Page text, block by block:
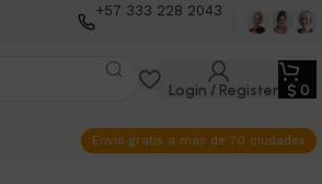
+57 333 228 2043
Login / Register $ 0
Envio gratis a más de 70 ciudades